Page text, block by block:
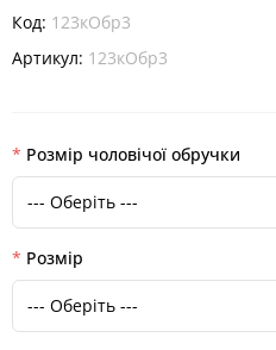
Код: 123кОбр3
Артикул: 123кОбр3
Розмір чоловічої обручки
Розмір